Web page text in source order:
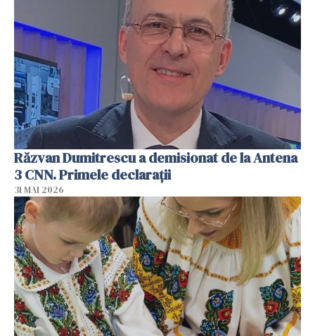
Răzvan Dumitrescu a demisionat de la Antena
3 CNN. Primele declarații
31 MAI 2026